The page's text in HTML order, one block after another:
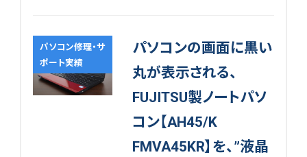
パソコン修理・サ
ポート実績
パソコンの画面に黒い
丸が表示される、
FUJITSU製ノートパソ
コン【AH45/K
FMVA45KR】を、”液晶